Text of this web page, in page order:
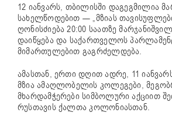
12 იანვარს, თბილისში დაგეგმილია
სახელწოდებით — „მზიას
ღონისძიება 20:00 საათზე
დაიწყება და საქართველოს
მიმართულებით გაგრძელდება.
ამასთან, ერთი დღით ადრე, 11
მზია ამაღლობელის კოლეგები,
მხარდამჭერები სიმბოლური აქციით
რუსთავის ქალთა კოლონიასთან.